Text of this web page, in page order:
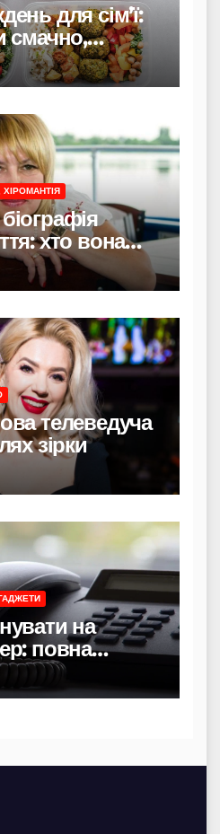
для сім’ї:
смачно,
стресу
ХІРОМАНТІЯ
хто вона
телеведуча
зірки
на
повна